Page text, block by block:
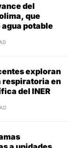
del
que
potable
exploran
respiratoria en
del INER